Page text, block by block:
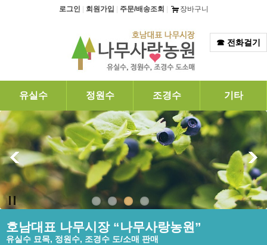
탑메뉴 바로가기로그인 회원가입 주문/배송조회 장바구니
☎ 전화걸기
유실수 정원수 조경수 기타
호남대표 나무시장 “나무사랑농원”
유실수 묘목, 정원수, 조경수 도/소매 판매